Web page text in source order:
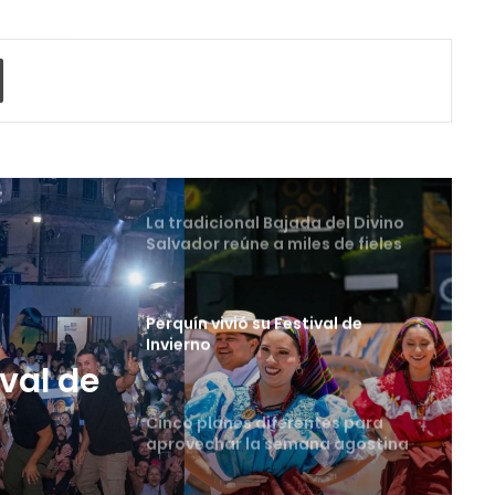
Imprimir
profesionales del futuro
La tradicional Bajada del Divino
Perquín vivió su Festival de
Invierno
Cinco planes diferentes para
aprovechar la semana agostina
San Salvador vive con
entusiasmo las Fiestas
Agostinas